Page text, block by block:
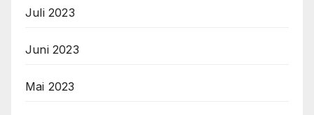
Juli 2023
Juni 2023
Mai 2023